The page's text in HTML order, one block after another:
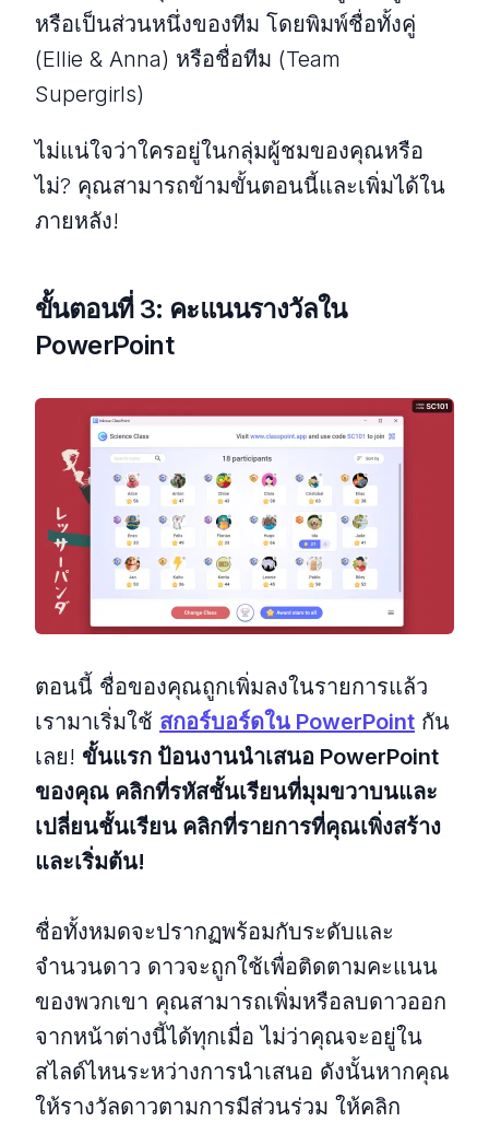
หรือเป็นส่วนหนึ่งของทีม โดยพิมพ์ชื่อทั้งคู่
(Ellie & Anna) หรือชื่อทีม (Team
Supergirls)
ไม่แน่ใจว่าใครอยู่ในกลุ่มผู้ชมของคุณหรือ
ไม่? คุณสามารถข้ามขั้นตอนนี้และเพิ่มได้ใน
ภายหลัง!
ขั้นตอนที่ 3: คะแนนรางวัลใน
PowerPoint
ตอนนี้ ชื่อของคุณถูกเพิ่มลงในรายการแล้ว
เรามาเริ่มใช้ สกอร์บอร์ดใน PowerPoint กัน
เลย! ขั้นแรก ป้อนงานนำเสนอ PowerPoint
ของคุณ คลิกที่รหัสชั้นเรียนที่มุมขวาบนและ
เปลี่ยนชั้นเรียน คลิกที่รายการที่คุณเพิ่งสร้าง
และเริ่มต้น!
ชื่อทั้งหมดจะปรากฏพร้อมกับระดับและ
จำนวนดาว ดาวจะถูกใช้เพื่อติดตามคะแนน
ของพวกเขา คุณสามารถเพิ่มหรือลบดาวออก
จากหน้าต่างนี้ได้ทุกเมื่อ ไม่ว่าคุณจะอยู่ใน
สไลด์ไหนระหว่างการนำเสนอ ดังนั้นหากคุณ
ให้รางวัลดาวตามการมีส่วนร่วม ให้คลิก